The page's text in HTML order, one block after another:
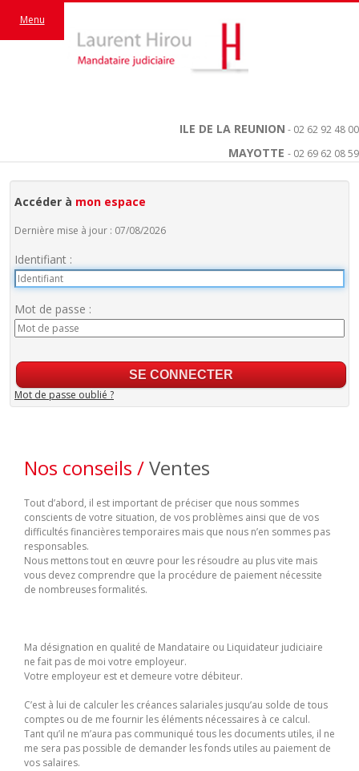
ILE DE LA REUNION - 02 62 92 48 00
MAYOTTE - 02 69 62 08 59
Menu
Accéder à mon espace
Dernière mise à jour : 07/08/2026
Identifiant :
Mot de passe :
Mot de passe oublié ?
Nos conseils /Ventes
Tout d’abord, il est important de préciser que nous sommes
conscients de votre situation, de vos problèmes ainsi que de vos
difficultés financières temporaires mais que nous n’en sommes pas
responsables.
Nous mettons tout en œuvre pour les résoudre au plus vite mais
vous devez comprendre que la procédure de paiement nécessite
de nombreuses formalités.
Ma désignation en qualité de Mandataire ou Liquidateur judiciaire
ne fait pas de moi votre employeur.
Votre employeur est et demeure votre débiteur.
C’est à lui de calculer les créances salariales jusqu’au solde de tous
comptes ou de me fournir les éléments nécessaires à ce calcul.
Tant qu’il ne m’aura pas communiqué tous les documents utiles, il ne
me sera pas possible de demander les fonds utiles au paiement de
vos salaires.